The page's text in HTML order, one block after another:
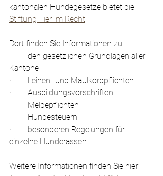
kantonalen Hundegesetze bietet die
Stiftung Tier im Recht
Dort finden Sie Informationen zu:
·        den gesetzlichen Grundlagen aller
Kantone
·        Leinen- und Maulkorbpflichten
·        Ausbildungsvorschriften
·        Meldepflichten
·        Hundesteuern
·        besonderen Regelungen für
einzelne Hunderassen
Weitere Informationen finden Sie hier: